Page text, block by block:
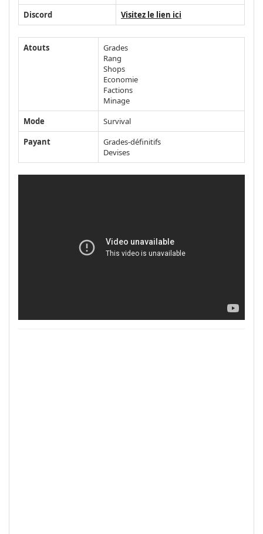
Discord Visitez le lien ici
Atouts
Grades
Rang
Shops
Economie
Factions
Minage
Mode
Survival
Payant
Grades-définitifs
Devises